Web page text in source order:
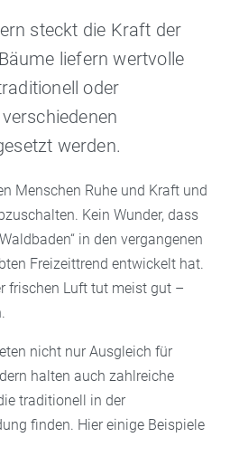
steckt die Kraft der
liefern wertvolle
oder
werden.
Menschen Ruhe und Kraft und
Kein Wunder, dass
in den vergangenen
Freizeittrend entwickelt hat.
frischen Luft tut meist gut –
nicht nur Ausgleich für
halten auch zahlreiche
traditionell in der
finden. Hier einige Beispiele